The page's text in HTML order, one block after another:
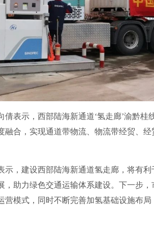
示，西部陆海新通道‘氢走廊’渝黔桂
合，实现通道带物流、物流带经贸、
建设西部陆海新通道氢走廊，将有利
助力绿色交通运输体系建设。下一步
模式，同时不断完善加氢基础设施布